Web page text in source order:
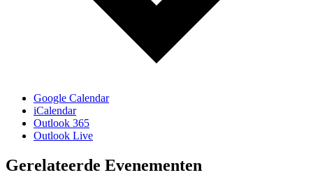
Google Calendar
iCalendar
Outlook 365
Outlook Live
Gerelateerde Evenementen